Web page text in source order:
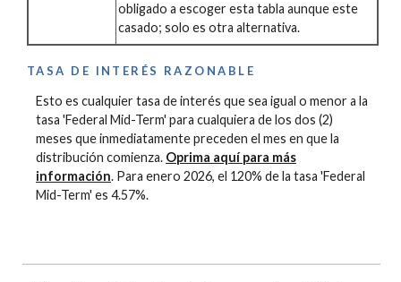
obligado a escoger esta tabla aunque este
casado; solo es otra alternativa.
TASA DE INTERÉS RAZONABLE
Esto es cualquier tasa de interés que sea igual o menor a la
tasa 'Federal Mid-Term' para cualquiera de los dos (2)
meses que inmediatamente preceden el mes en que la
distribución comienza. Oprima aquí para más
información. Para enero 2026, el 120% de la tasa 'Federal
Mid-Term' es 4.57%.